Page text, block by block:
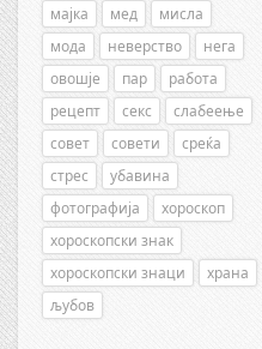
мајка
мед
мисла
мода
неверство
нега
овошје
пар
работа
рецепт
секс
слабеење
совет
совети
среќа
стрес
убавина
фотографија
хороскоп
хороскопски знак
хороскопски знаци
храна
љубов